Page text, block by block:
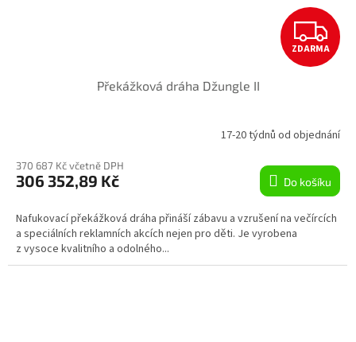
Z
D
R
M
A
ZDARMA
Překážková dráha Džungle II
17-20 týdnů od objednání
370 687 Kč včetně DPH
306 352,89 Kč Do košíku
Nafukovací překážková dráha přináší zábavu a vzrušení na večírcích
a speciálních reklamních akcích nejen pro děti. Je vyrobena
z vysoce kvalitního a odolného...